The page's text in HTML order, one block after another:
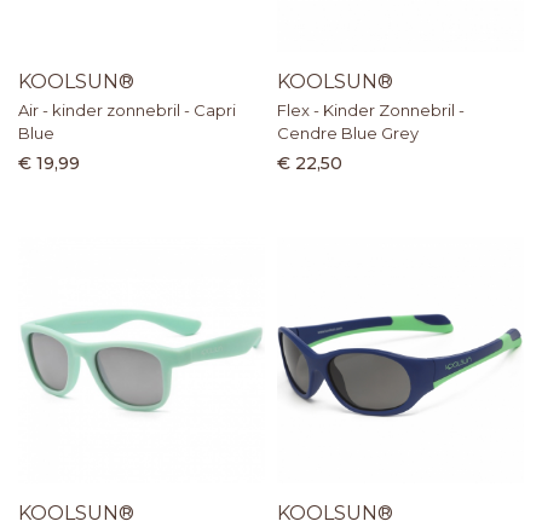
KOOLSUN®
Air - kinder zonnebril - Capri
Blue
€ 19,99
KOOLSUN®
Flex - Kinder Zonnebril -
Cendre Blue Grey
€ 22,50
KOOLSUN® KOOLSUN®